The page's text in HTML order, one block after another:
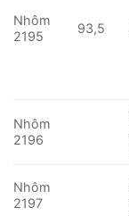
Nhôm
2195
93,5
Nhôm
2196
Nhôm
2197